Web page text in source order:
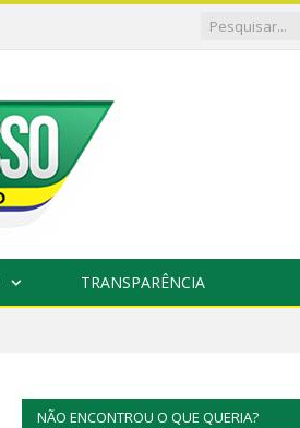
TRANSPARÊNCIA
NÃO ENCONTROU O QUE QUERIA?